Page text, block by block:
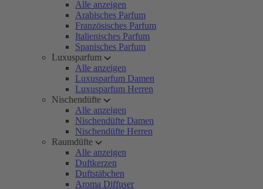
Alle anzeigen
Arabisches Parfum
Französisches Parfum
Italienisches Parfum
Spanisches Parfum
Luxusparfum
Alle anzeigen
Luxusparfum Damen
Luxusparfum Herren
Nischendüfte
Alle anzeigen
Nischendüfte Damen
Nischendüfte Herren
Raumdüfte
Alle anzeigen
Duftkerzen
Duftstäbchen
Aroma Diffuser